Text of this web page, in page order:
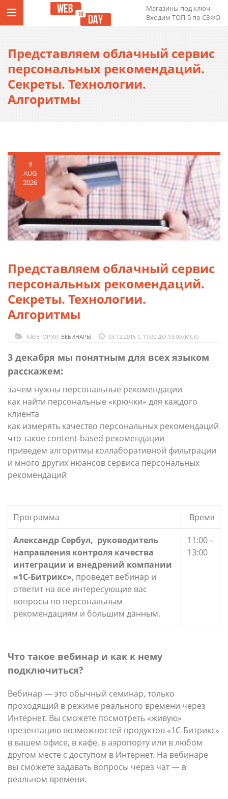
Магазины под ключ
Входим ТОП-5 по СЗФО
Представляем облачный сервис
персональных рекомендаций.
Секреты. Технологии.
Алгоритмы
9
AUG
2026
Представляем облачный сервис
персональных рекомендаций.
Секреты. Технологии.
Алгоритмы
КАТЕГОРИЯ: ВЕБИНАРЫ 03.12.2015 С 11:00 ДО 13:00 (МСК)
3 декабря мы понятным для всех языком
расскажем:
зачем нужны персональные рекомендации
как найти персональные «крючки» для каждого
клиента
как измерять качество персональных рекомендаций
что такое content-based рекомендации
приведем алгоритмы коллаборативной фильтрации
и много других нюансов сервиса персональных
рекомендаций
Программа Время
Александр Сербул, руководитель
направления контроля качества
интеграции и внедрений компании
«1С-Битрикс», проведет вебинар и
ответит на все интересующие вас
вопросы по персональным
рекомендациям и большим данным.
11:00 –
13:00
Что такое вебинар и как к нему
подключиться?
Вебинар — это обычный семинар, только
проходящий в режиме реального времени через
Интернет. Вы сможете посмотреть «живую»
презентацию возможностей продуктов «1С-Битрикс»
в вашем офисе, в кафе, в аэропорту или в любом
другом месте с доступом в Интернет. На вебинаре
вы сможете задавать вопросы через чат — в
реальном времени.